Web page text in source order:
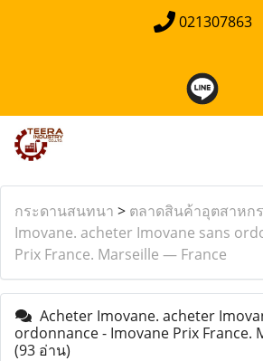
021307863
กระดานสนทนา > ตลาดสินค้าอุตสาหก
Imovane. acheter Imovane sans
Prix France. Marseille — France
Acheter Imovane. acheter
ordonnance - Imovane Prix France.
(93 อ่าน)